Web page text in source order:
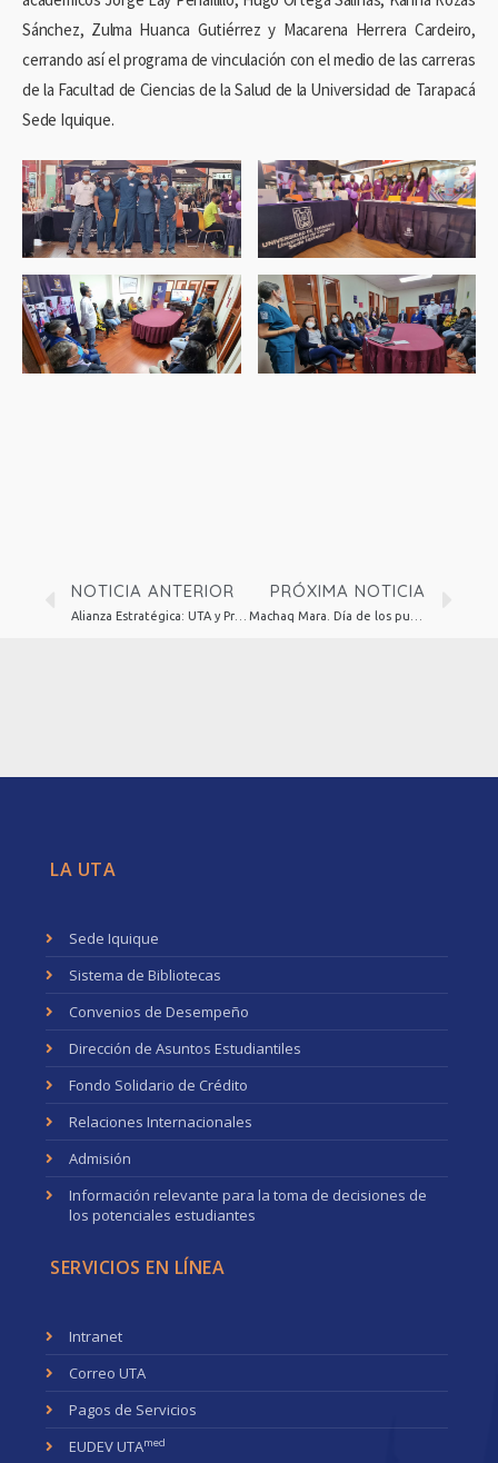
Sánchez, Zulma Huanca Gutiérrez y Macarena Herrera Cardeiro,
cerrando así el programa de vinculación con el medio de las carreras
de la Facultad de Ciencias de la Salud de la Universidad de Tarapacá
Sede Iquique.
NOTICIA ANTERIOR PRÓXIMA NOTICIA
LA UTA
Sede Iquique
Sistema de Bibliotecas
Convenios de Desempeño
Dirección de Asuntos Estudiantiles
Fondo Solidario de Crédito
Relaciones Internacionales
Admisión
Información relevante para la toma de decisiones de
los potenciales estudiantes
SERVICIOS EN LÍNEA
Intranet
Correo UTA
Pagos de Servicios
EUDEV UTAmed